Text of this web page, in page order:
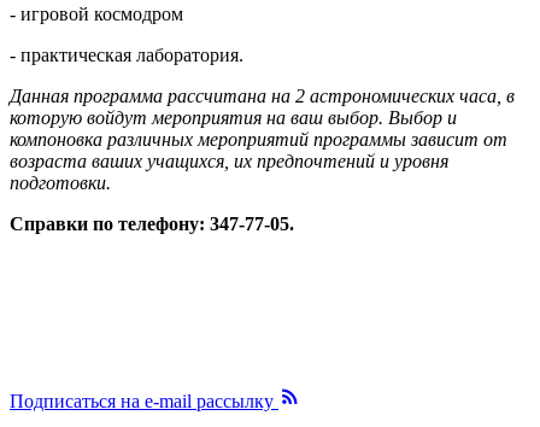
- игровой космодром
- практическая лаборатория.
Данная программа рассчитана на 2 астрономических часа, в
которую войдут мероприятия на ваш выбор. Выбор и
компоновка различных мероприятий программы зависит от
возраста ваших учащихся, их предпочтений и уровня
подготовки.
Справки по телефону: 347-77-05.
Подписаться на e-mail рассылку 